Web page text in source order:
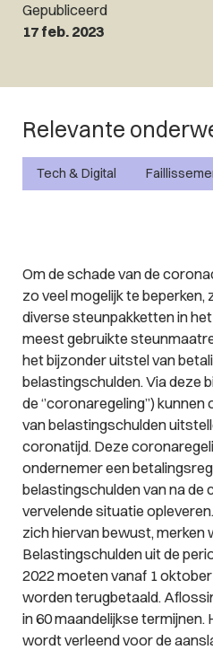
Gepubliceerd
17 feb. 2023
Relevante
Tech & Digital
Om de schade van de
zo veel mogelijk te beperken,
diverse steunpakketten in
meest gebruikte
het bijzonder uitstel van
belastingschulden. Via deze
de ‘’coronaregeling’’)
van belastingschulden
coronatijd. Deze
ondernemer een
belastingschulden van na de
vervelende situatie
zich hiervan bewust, merken
Belastingschulden uit de
2022 moeten vanaf 1
worden terugbetaald.
in 60 maandelijkse
wordt verleend voor de